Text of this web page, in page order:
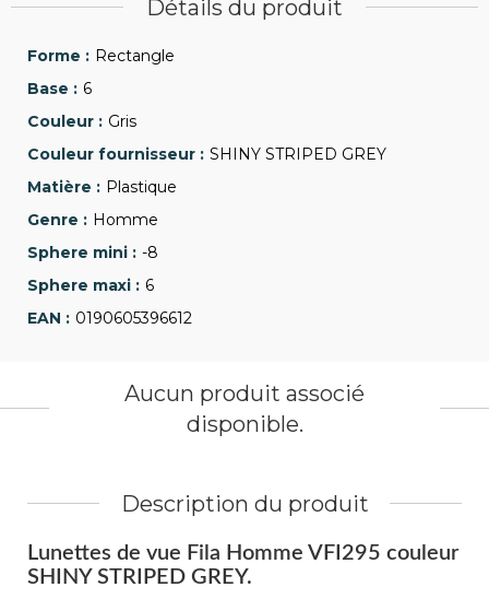
Détails du produit
Rectangle
6
Gris
SHINY STRIPED GREY
Plastique
Homme
-8
6
0190605396612
Description du produit
Lunettes de vue Fila Homme VFI295 couleur
SHINY STRIPED GREY.
Aucun produit associé
disponible.